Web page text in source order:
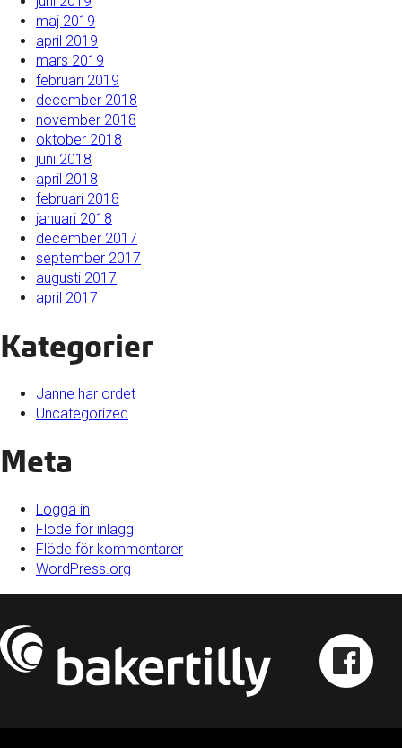
maj 2019
april 2019
mars 2019
februari 2019
december 2018
november 2018
oktober 2018
juni 2018
april 2018
februari 2018
januari 2018
december 2017
september 2017
augusti 2017
april 2017
Kategorier
Janne har ordet
Uncategorized
Meta
Logga in
Flöde för inlägg
Flöde för kommentarer
WordPress.org